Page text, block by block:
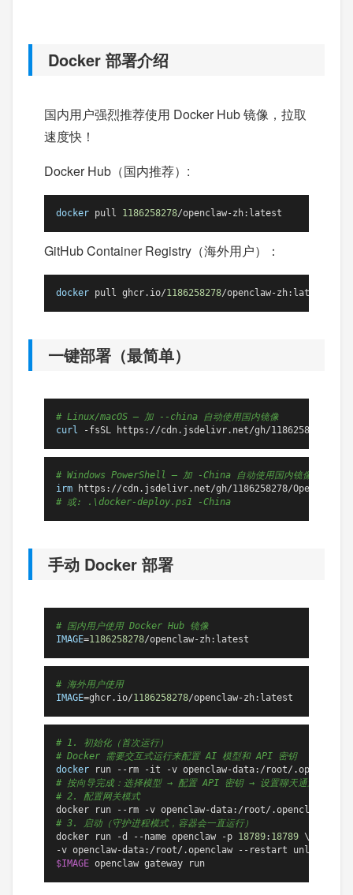
Docker 部署介绍
国内用户强烈推荐使用 Docker Hub 镜像，拉取
速度快！
Docker Hub（国内推荐）:
docker pull 1186258278/openclaw-zh:latest
GitHub Container Registry（海外用户）：
docker pull ghcr.io/1186258278/openclaw-zh:latest
一键部署（最简单）
# Linux/macOS — 加 --china 自动使用国内镜像
curl -fsSL https://cdn.jsdelivr.net/gh/1186258278/
# Windows PowerShell — 加 -China 自动使用国内镜像
irm https://cdn.jsdelivr.net/gh/1186258278/
# 或: .\docker-deploy.ps1 -China
手动 Docker 部署
# 国内用户使用 Docker Hub 镜像
IMAGE=1186258278/openclaw-zh:latest
# 海外用户使用
IMAGE=ghcr.io/1186258278/openclaw-zh:latest
# 1. 初始化（首次运行）
# Docker 需要交互式运行来配置 AI 模型和 API 密钥
docker run --rm -it -v openclaw-data:/root/.openclaw
# 按向导完成：选择模型 → 配置 API 密钥 → 设置聊天通道
# 2. 配置网关模式
docker run --rm -v openclaw-data:/root/.openclaw
# 3. 启动（守护进程模式，容器会一直运行）
docker run -d --name openclaw -p 18789: 18789 \
$IMAGE openclaw gateway run